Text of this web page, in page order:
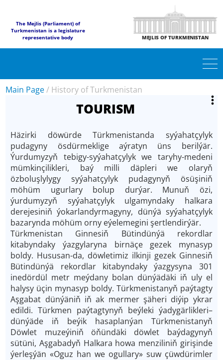
The Mejlis (Parliament) of
Turkmenistan is a legislature
representative body
MEJLIS OF TURKMENISTAN
Main Page/ History of Turkmenistan
TOURISM
Häzirki döwürde Türkmenistanda syýahatçylyk
pudagyny ösdürmeklige aýratyn üns berilýär.
Ýurdumyzyň tebigy-syýahatçylyk we taryhy-medeni
mümkinçilikleri, baý milli däpleri we olaryň
özboluşlylygy syýahatçylyk pudagynyň ösüşiniň
möhüm ugurlary bolup durýar. Munuň özi,
ýurdumyzyň syýahatçylyk ulgamyndaky halkara
derejesiniň ýokarlandyrmagyny, dünýä syýahatçylyk
bazarynda möhüm orny eýelemegini şertlendirýär.
Türkmenistan Ginnesiň Bütindünýä rekordlar
kitabyndaky ýazgylaryna birnäçe gezek mynasyp
boldy. Hususan-da, döwletimiz ilkinji gezek Ginnesiň
Bütindünýä rekordlar kitabyndaky ýazgysyna 301
inedördül metr meýdany bolan dünýädäki iň uly el
halysy üçin mynasyp boldy. Türkmenistanyň paýtagty
Aşgabat dünýäniň iň ak mermer şäheri diýip ykrar
edildi. Türkmen paýtagtynyň beýleki ýadygärlikleri–
dünýäde iň beýik hasaplanýan Türkmenistanyň
Döwlet muzeýiniň öňündäki döwlet baýdagynyň
sütüni, Aşgabadyň Halkara howa menziliniň girişinde
ýerleşýän «Oguz han we ogullary» suw çüwdürimler